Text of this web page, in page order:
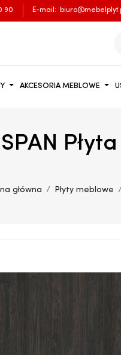
90 E-mail:
AKCESORIA MEBLOWE
główna Płyty meblowe